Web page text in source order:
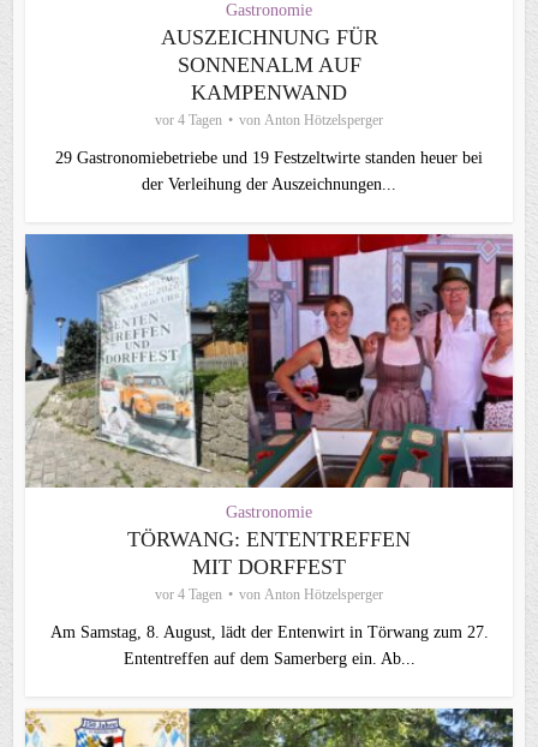
Gastronomie
AUSZEICHNUNG FÜR
SONNENALM AUF
KAMPENWAND
vor 4 Tagen von Anton Hötzelsperger
29 Gastronomiebetriebe und 19 Festzeltwirte standen heuer bei
der Verleihung der Auszeichnungen...
Gastronomie
TÖRWANG: ENTENTREFFEN
MIT DORFFEST
vor 4 Tagen von Anton Hötzelsperger
Am Samstag, 8. August, lädt der Entenwirt in Törwang zum 27.
Ententreffen auf dem Samerberg ein. Ab...